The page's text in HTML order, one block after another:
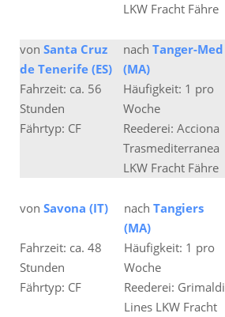
LKW Fracht Fähre
von Santa Cruz
de Tenerife (ES)
nach Tanger-Med
(MA)
Fahrzeit: ca. 56
Stunden
Häufigkeit: 1 pro
Woche
Fährtyp: CF
Reederei: Acciona
Trasmediterranea
LKW Fracht Fähre
von Savona (IT) nach Tangiers
(MA)
Fahrzeit: ca. 48
Stunden
Häufigkeit: 1 pro
Woche
Fährtyp: CF
Reederei: Grimaldi
Lines LKW Fracht